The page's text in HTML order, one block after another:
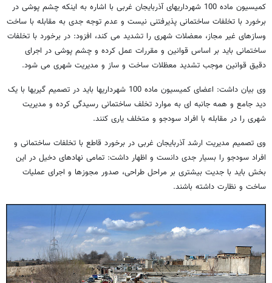
کمیسیون ماده 100 شهرداریهای آذربایجان غربی با اشاره به اینکه چشم پوشی در
برخورد با تخلفات ساختمانی پذیرفتنی نیست و عدم توجه جدی به مقابله با ساخت
وسازهای غیر مجاز، معضلات شهری را تشدید می کند، افزود: در برخورد با تخلفات
ساختمانی باید بر اساس قوانین و مقررات عمل کرده و چشم پوشی در اجرای
دقیق قوانین موجب تشدید معظلات ساخت و ساز و مدیریت شهری می شود.
وی بیان داشت: اعضای کمیسیون ماده 100 شهرداریها باید در تصمیم گیریها با یک
دید جامع و همه جانبه ای به موارد تخلف ساختمانی رسیدگی کرده و مدیریت
شهری را در مقابله با افراد سودجو و متخلف یاری کنند.
وی تصمیم مدیریت ارشد آذربایجان غربی در برخورد قاطع با تخلفات ساختمانی و
افراد سودجو را بسیار جدی دانست و اظهار داشت: تمامی نهادهای دخیل در این
بخش باید با جدیت بیشتری بر مراحل طراحی، صدور مجوزها و اجرای عملیات
ساخت و نظارت داشته باشند.